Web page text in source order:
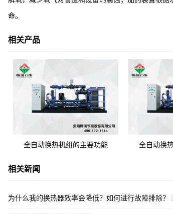
命。
相关产品
全自动换热机组的主要功能 全自动换
相关新闻
为什么我的换热器效率会降低？如何进行故障排除？